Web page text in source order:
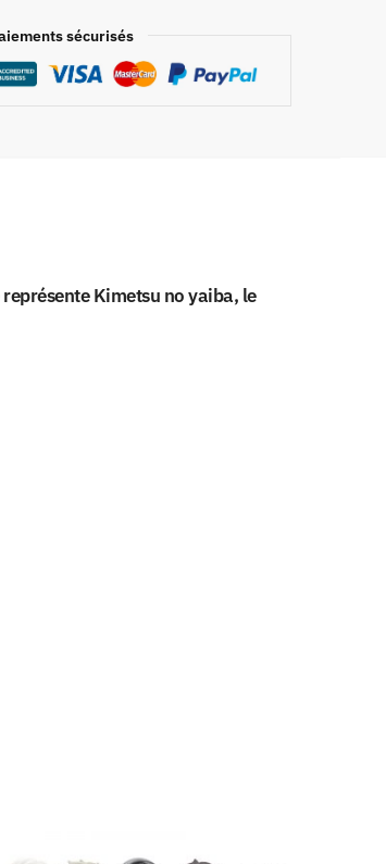
sécurisés
Kimetsu no yaiba, le